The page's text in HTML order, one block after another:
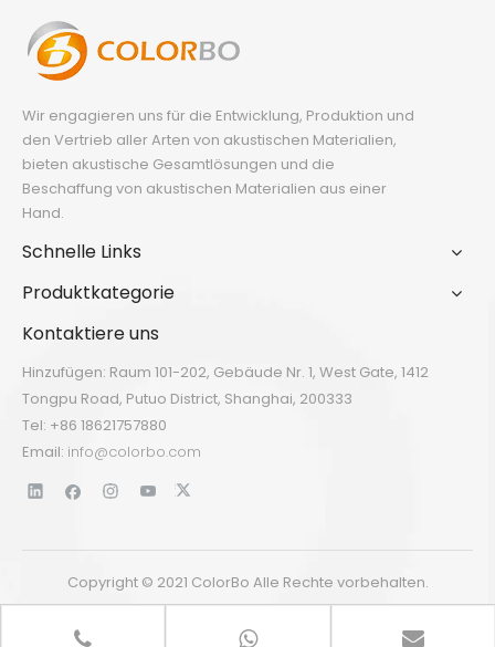
Wir engagieren uns für die Entwicklung, Produktion und
den Vertrieb aller Arten von akustischen Materialien,
bieten akustische Gesamtlösungen und die
Beschaffung von akustischen Materialien aus einer
Hand.
Schnelle Links
Produktkategorie
Kontaktiere uns
Hinzufügen: Raum 101-202, Gebäude Nr. 1, West Gate, 1412
Tongpu Road, Putuo District, Shanghai, 200333
Tel: +86 18621757880
Email: info@colorbo.com
Copyright © 2021 ColorBo Alle Rechte vorbehalten.